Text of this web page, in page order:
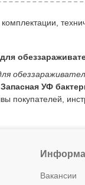
Запасная УФ
покупателей,
Вакансии